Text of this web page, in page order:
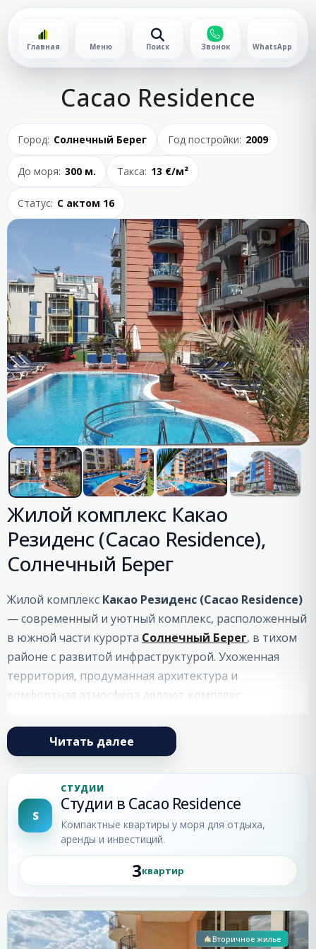
Главная Меню Поиск Звонок WhatsApp
Cacao Residence
Город: Солнечный Берег Год постройки: 2009
До моря: 300 м. Такса: 13 €/м²
Статус: С актом 16
Жилой комплекс Какао
Резиденс (Cacao Residence),
Солнечный Берег
Жилой комплекс Какао Резиденс (Cacao Residence)
— современный и уютный комплекс, расположенный
в южной части курорта Солнечный Берег, в тихом
районе с развитой инфраструктурой. Ухоженная
территория, продуманная архитектура и
комфортная атмосфера делают комплекс
постоянного проживания.
одного здания и включает
спальнямии5 студий. Разнообразие планировок, а
также виды на море из многих квартир
обеспечивают комфорт и удобство для
собственников и гостей комплекса.
Инфраструктура комплекса Cacao
Residence
Читать далее
S
СТУДИИ
Студии в Cacao Residence
Компактные квартиры у моря для отдыха,
аренды и инвестиций.
3квартир
Солнечный
Вторичное жилье